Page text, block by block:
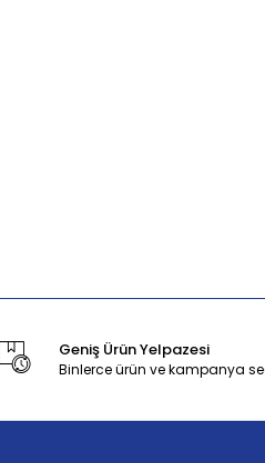
Geniş Ürün Yelpazesi
Binlerce ürün ve kampanya